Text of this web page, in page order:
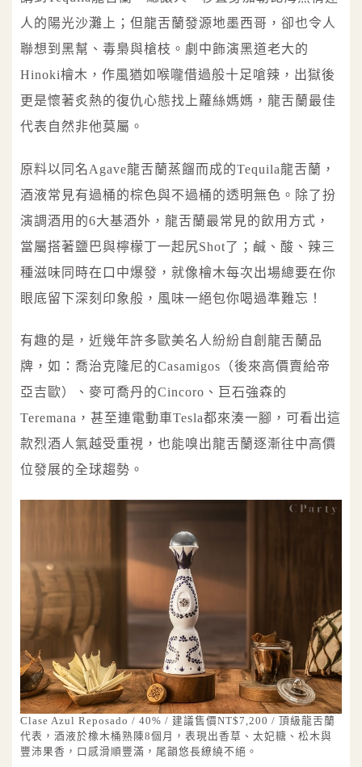
人的陽光沙灘上；但龍舌蘭發源地墨西哥，卻也令人
聯想到黑幫、毒梟與槍枝。劇中飾演黑道老大的
Hinoki檜木，作風猶如喉嚨借過般十足嗆辣，出獄後
更是懷著炙熱的復仇心態找上蘿絲媽媽，龍舌蘭最佳
代表自然非他莫屬。
原料以同名Agave龍舌蘭蒸餾而成的Tequila龍舌蘭，
酒液常見有過桶的棕色與不過桶的透明無色。除了扮
演調酒用的6大基酒外，龍舌蘭最常見的飲用方式，
當屬搭著鹽巴與檸檬丁一起尻Shot了；鹹、酸、辣三
種滋味同時在口中爆發，就像檜木每次出場總要在你
眼底留下深刻印象般，風味一絕包你喝過準難忘！
有趣的是，近幾年許多歐美名人紛紛自創龍舌蘭品
牌，如：喬治克隆尼的Casamigos（後來高價賣給帝
亞吉歐）、麥可喬丹的Cincoro、巨石強森的
Teremana，甚至連電動車Tesla都來湊一腳，可看出這
款烈酒人氣越受重視，也能嗅出龍舌蘭逐漸往中高價
位發展的全球趨勢。
Clase Azul Reposado / 40% / 建議售價NT$7,200 / 頂級龍舌蘭
代表，酒液於橡木桶熟陳8個月，表現出香草、太妃糖、松木與
豐沛果香，口感滑順豐滿，尾韻悠長繚繞不絕。